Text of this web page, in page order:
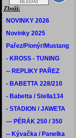
Zboží:
NOVINKY 2026
Novinky 2025
Pařez/Pionýr/Mustang
- KROSS - TUNING
-- REPLIKY PAŘEZ
- BABETTA 228/210
- Babetta / Stella134
- STADION / JAWETA
--- PÉRÁK 250 / 350
-- Kývačka / Panelka